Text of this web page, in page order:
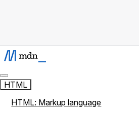
HTML
HTML: Markup language